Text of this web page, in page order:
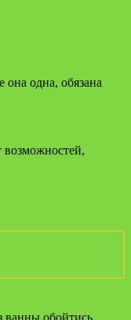
одна, обязана
возможностей,
ванны обойтись